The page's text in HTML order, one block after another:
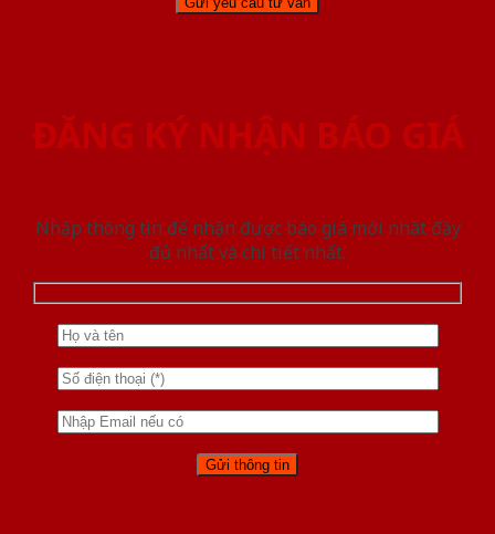
ĐĂNG KÝ NHẬN BÁO GIÁ
Nhập thông tin để nhận được báo giá mới nhât đầy
đủ nhất và chi tiết nhất.